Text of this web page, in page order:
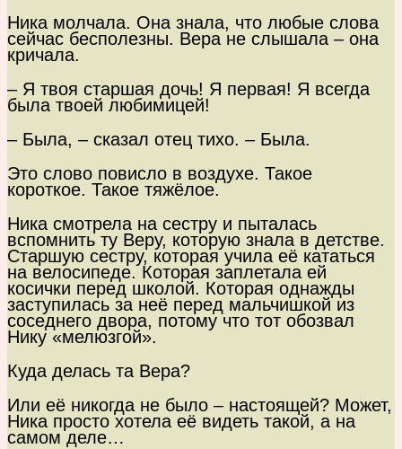
Ника молчала. Она знала, что любые слова
сейчас бесполезны. Вера не слышала – она
кричала.
– Я твоя старшая дочь! Я первая! Я всегда
была твоей любимицей!
– Была, – сказал отец тихо. – Была.
Это слово повисло в воздухе. Такое
короткое. Такое тяжёлое.
Ника смотрела на сестру и пыталась
вспомнить ту Веру, которую знала в детстве.
Старшую сестру, которая учила её кататься
на велосипеде. Которая заплетала ей
косички перед школой. Которая однажды
заступилась за неё перед мальчишкой из
соседнего двора, потому что тот обозвал
Нику «мелюзгой».
Куда делась та Вера?
Или её никогда не было – настоящей? Может,
Ника просто хотела её видеть такой, а на
самом деле…